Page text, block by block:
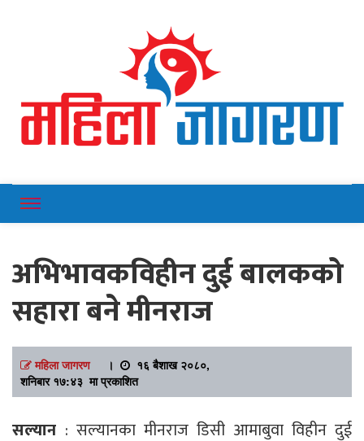
Mahilajagaran
अभिभावकविहीन दुई बालकको
सहारा बने मीनराज
महिला जागरण।
१६ बैशाख २०८०,
शनिबार १७:४३ मा प्रकाशित
सल्यान : सल्यानका मीनराज डिसी आमाबुवा विहीन दुई